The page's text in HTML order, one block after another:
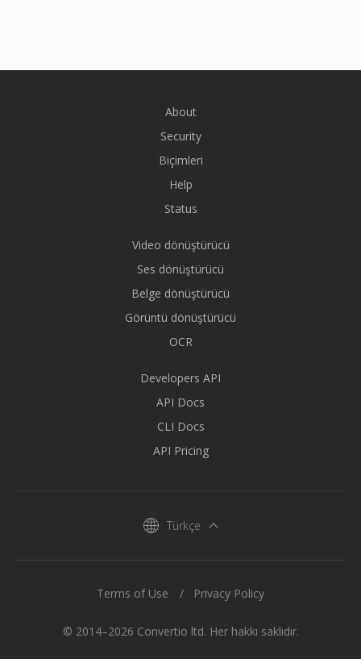
About
Security
Biçimleri
Help
Status
Video dönüştürücü
Ses dönüştürücü
Belge dönüştürücü
Görüntü dönüştürücü
OCR
Developers API
API Docs
CLI Docs
API Pricing
Türkçe
© 2014–2026 Convertio ltd. Her hakkı saklıdır.
Terms of Use Privacy Policy